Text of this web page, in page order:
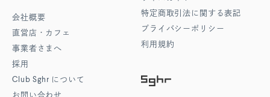
会社概要
直営店・カフェ
事業者さまへ
採用
Club Sghr について
特定商取引法に関する表記
プライバシーポリシー
利用規約